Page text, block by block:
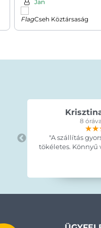
Jan
Cseh Köztársaság
8
"A szállítás
tökéletes. Könnyű